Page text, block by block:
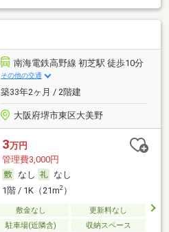
南海電鉄高野線 初芝駅 徒歩10分
その他の交通
築33年2ヶ月 / 2階建
大阪府堺市東区大美野
3万円
管理費3,000円
なし
なし
1階 / 1K（21m2）
敷金なし
更新料なし
駐車場(近隣含) 収納スペース